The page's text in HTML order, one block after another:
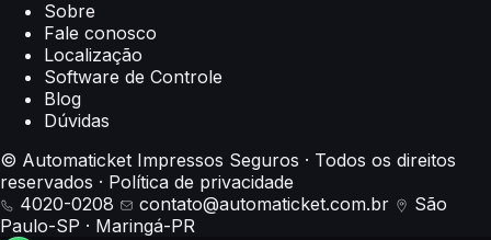
Sobre
Fale conosco
Localização
Software de Controle
Blog
Dúvidas
© Automaticket Impressos Seguros · Todos os direitos
reservados · Política de privacidade
4020-0208
contato@automaticket.com.br
São
Paulo-SP · Maringá-PR